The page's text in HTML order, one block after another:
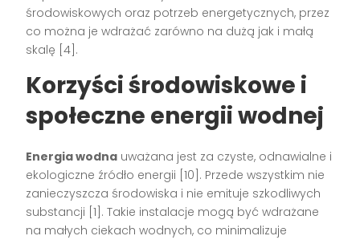
środowiskowych oraz potrzeb energetycznych, przez
co można je wdrażać zarówno na dużą jak i małą
skalę [4] .
Korzyści środowiskowe i
społeczne energii wodnej
Energia wodna uważana jest za czyste, odnawialne i
ekologiczne źródło energii [10] . Przede wszystkim nie
zanieczyszcza środowiska i nie emituje szkodliwych
substancji [1] . Takie instalacje mogą być wdrażane
na małych ciekach wodnych, co minimalizuje